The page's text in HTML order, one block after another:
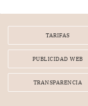
TARIFAS
PUBLICIDAD WEB
TRANSPARENCIA